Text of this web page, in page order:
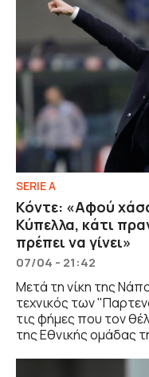
SERIE A
Κόντε: «Αφού
Κύπελλα, κάτι
πρέπει να γίνει»
07/04 - 21:42
Μετά τη νίκη της
τεχνικός των
τις φήμες που τον
της Εθνικής ομάδας